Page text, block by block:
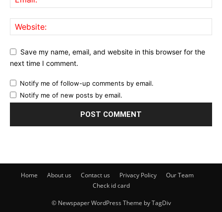
Save my name, email, and website in this browser for the
next time I comment.
Notify me of follow-up comments by email.
Notify me of new posts by email.
Home About us Contact us Privacy Policy
Our Team
Check id card
© Newspaper WordPress Theme by TagDiv